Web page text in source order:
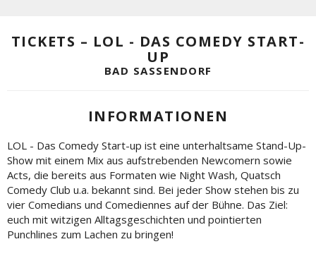
TICKETS – LOL - DAS COMEDY START-
UP
BAD SASSENDORF
INFORMATIONEN
LOL - Das Comedy Start-up ist eine unterhaltsame Stand-Up-
Show mit einem Mix aus aufstrebenden Newcomern sowie
Acts, die bereits aus Formaten wie Night Wash, Quatsch
Comedy Club u.a. bekannt sind. Bei jeder Show stehen bis zu
vier Comedians und Comediennes auf der Bühne. Das Ziel:
euch mit witzigen Alltagsgeschichten und pointierten
Punchlines zum Lachen zu bringen!